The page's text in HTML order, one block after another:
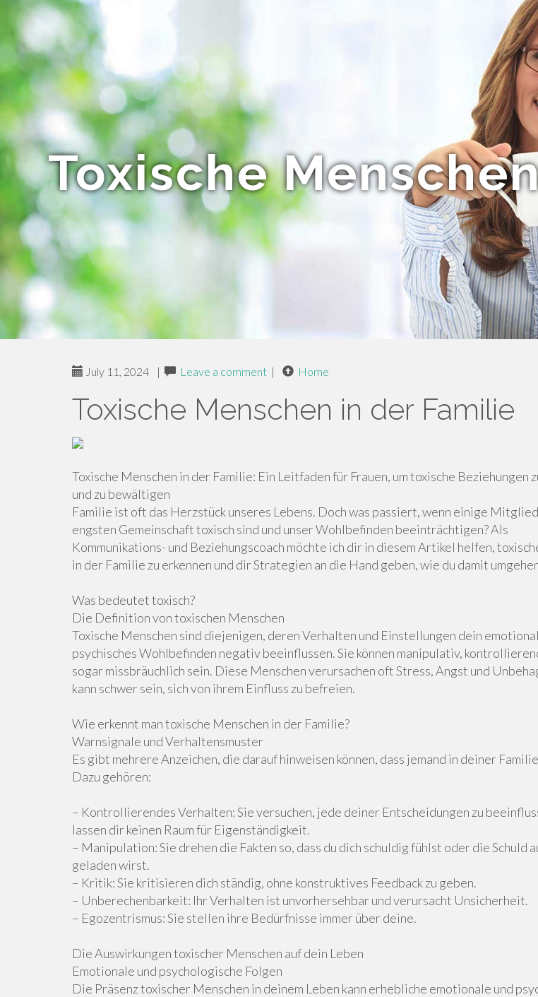
Toxische
July 11, 2024 | Leave a comment | Home
Toxische Menschen in der Familie
Toxische Menschen in der Familie: Ein Leitfaden für Frauen, um toxische Beziehungen
und zu bewältigen
Familie ist oft das Herzstück unseres Lebens. Doch was passiert, wenn einige
engsten Gemeinschaft toxisch sind und unser Wohlbefinden beeinträchtigen? Als
Kommunikations- und Beziehungscoach möchte ich dir in diesem Artikel helfen,
in der Familie zu erkennen und dir Strategien an die Hand geben, wie du damit
Was bedeutet toxisch?
Die Definition von toxischen Menschen
Toxische Menschen sind diejenigen, deren Verhalten und Einstellungen dein
psychisches Wohlbefinden negativ beeinflussen. Sie können manipulativ,
sogar missbräuchlich sein. Diese Menschen verursachen oft Stress, Angst und
kann schwer sein, sich von ihrem Einfluss zu befreien.
Wie erkennt man toxische Menschen in der Familie?
Warnsignale und Verhaltensmuster
Es gibt mehrere Anzeichen, die darauf hinweisen können, dass jemand in deiner
Dazu gehören:
– Kontrollierendes Verhalten: Sie versuchen, jede deiner Entscheidungen zu
lassen dir keinen Raum für Eigenständigkeit.
– Manipulation: Sie drehen die Fakten so, dass du dich schuldig fühlst oder die Schuld
geladen wirst.
– Kritik: Sie kritisieren dich ständig, ohne konstruktives Feedback zu geben.
– Unberechenbarkeit: Ihr Verhalten ist unvorhersehbar und verursacht Unsicherheit.
– Egozentrismus: Sie stellen ihre Bedürfnisse immer über deine.
Die Auswirkungen toxischer Menschen auf dein Leben
Emotionale und psychologische Folgen
Die Präsenz toxischer Menschen in deinem Leben kann erhebliche emotionale und